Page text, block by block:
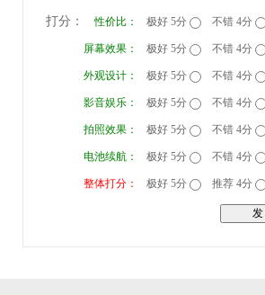
打分： 性价比： 极好 5分 不错 4分
屏幕效果： 极好 5分 不错 4分
外观设计： 极好 5分 不错 4分
影音娱乐： 极好 5分 不错 4分
拍照效果： 极好 5分 不错 4分
电池续航： 极好 5分 不错 4分
整体打分： 极好 5分 推荐 4分